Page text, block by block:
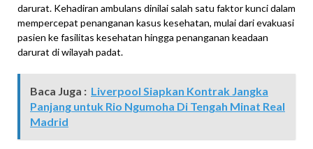
darurat. Kehadiran ambulans dinilai salah satu faktor kunci dalam
mempercepat penanganan kasus kesehatan, mulai dari evakuasi
pasien ke fasilitas kesehatan hingga penanganan keadaan
darurat di wilayah padat.
Baca Juga : Liverpool Siapkan Kontrak Jangka
Panjang untuk Rio Ngumoha Di Tengah Minat Real
Madrid